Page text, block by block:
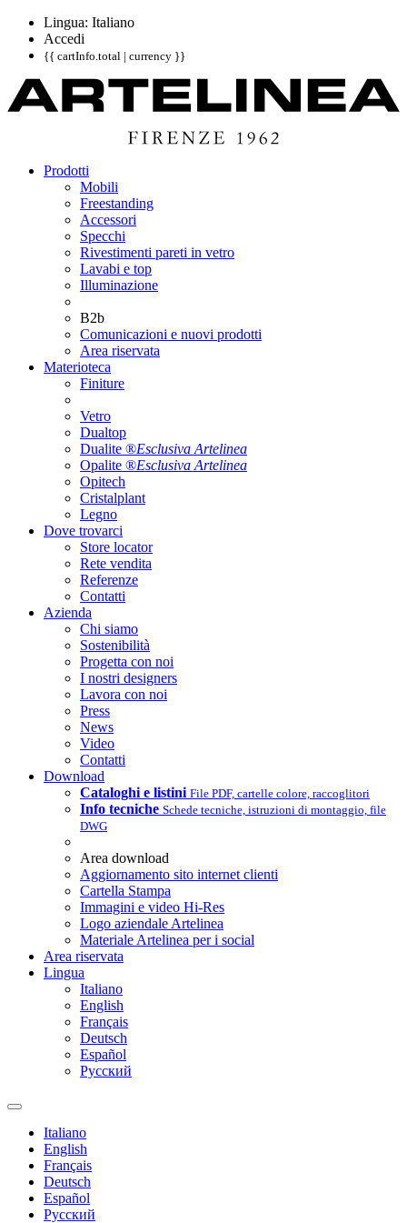
Lingua: Italiano
Accedi
{{ cartInfo.total | currency }}
Prodotti
Mobili
Freestanding
Accessori
Specchi
Rivestimenti pareti in vetro
Lavabi e top
Illuminazione
B2b
Comunicazioni e nuovi prodotti
Area riservata
Materioteca
Finiture
Vetro
Dualtop
Dualite ®Esclusiva Artelinea
Opalite ®Esclusiva Artelinea
Opitech
Cristalplant
Legno
Dove trovarci
Store locator
Rete vendita
Referenze
Contatti
Azienda
Chi siamo
Sostenibilità
Progetta con noi
I nostri designers
Lavora con noi
Press
News
Video
Contatti
Download
Cataloghi e listini File PDF, cartelle colore, raccoglitori
Info tecniche Schede tecniche, istruzioni di montaggio, file
DWG
Area download
Aggiornamento sito internet clienti
Cartella Stampa
Immagini e video Hi-Res
Logo aziendale Artelinea
Materiale Artelinea per i social
Area riservata
Lingua
Italiano
English
Français
Deutsch
Español
Pусский
Italiano
English
Français
Deutsch
Español
Pусский